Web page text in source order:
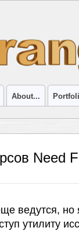
About...
Need
ведутся, но
утилиту